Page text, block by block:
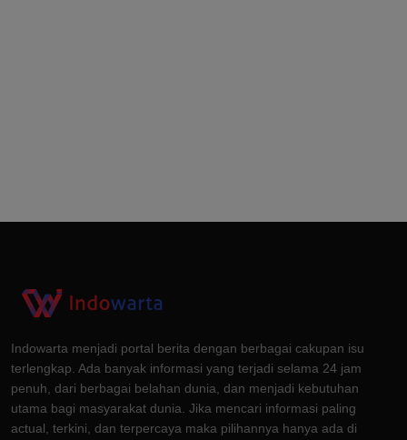
Indowarta menjadi portal berita dengan berbagai cakupan isu
terlengkap. Ada banyak informasi yang terjadi selama 24 jam
penuh, dari berbagai belahan dunia, dan menjadi kebutuhan
utama bagi masyarakat dunia. Jika mencari informasi paling
actual, terkini, dan terpercaya maka pilihannya hanya ada di